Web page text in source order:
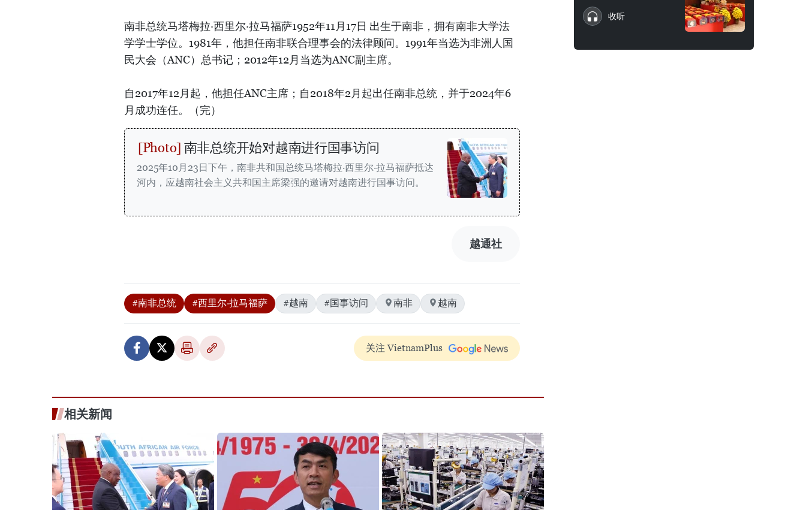
南非总统马塔梅拉·西里尔·拉马福萨1952年11月17日 出生于南非，拥有南非大学法
学学士学位。1981年，他担任南非联合理事会的法律顾问。1991年当选为非洲人国
民大会（ANC）总书记；2012年12月当选为ANC副主席。
自2017年12月起，他担任ANC主席；自2018年2月起出任南非总统，并于2024年6
月成功连任。（完）
南非总统开始对越南进行国事访问
2025年10月23日下午，南非共和国总统马塔梅拉·西里尔·拉马福萨抵达
河内，应越南社会主义共和国主席梁强的邀请对越南进行国事访问。
越通社
#南非总统 #西里尔·拉马福萨 #越南 #国事访问 南非 越南
关注 VietnamPlus
相关新闻
收听